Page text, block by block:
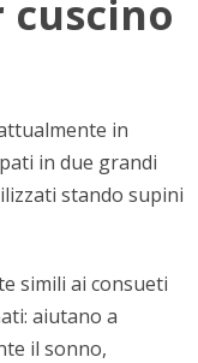
in
in due grandi
stando supini
simili ai consueti
aiutano a
il sonno,